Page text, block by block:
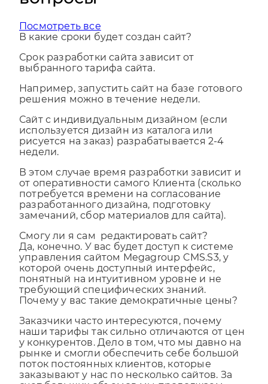
В какие сроки будет создан сайт?
выбранного тарифа сайта.
решения можно в течение недели.
используется дизайн из каталога или
рисуется на заказ) разрабатывается 2-4
недели.
от оперативности самого Клиента (сколько
потребуется времени на согласование
разработанного дизайна, подготовку
замечаний, сбор материалов для сайта).
Да, конечно. У вас будет доступ к системе
управления сайтом Megagroup CMS.S3, у
которой очень доступный интерфейс,
понятный на интуитивном уровне и не
требующий специфических знаний.
Почему у вас такие демократичные цены?
наши тарифы так сильно отличаются от цен
у конкурентов. Дело в том, что мы давно на
рынке и смогли обеспечить себе большой
поток постоянных клиентов, которые
заказывают у нас по несколько сайтов. За
счет больших объемов мы продолжаем